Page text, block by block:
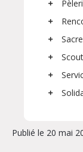
Publié le 20 mai